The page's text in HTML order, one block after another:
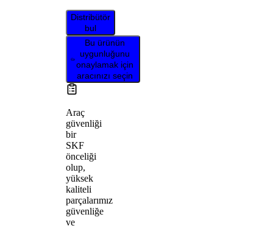
Distribütör
bul
Bu ürünün
uygunluğunu
onaylamak için
aracınızı seçin
Araç
güvenliği
bir
SKF
önceliği
olup,
yüksek
kaliteli
parçalarımız
güvenliğe
ve